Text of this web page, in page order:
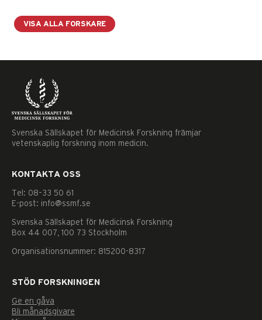
VISA ALLA FORSKARE
Svenska Sällskapet för Medicinsk Forskning främjar
vetenskaplig forskning inom medicin.
KONTAKTA OSS
Tel: 08–33 50 61
E-post: info@ssmf.se
Svenska Sällskapet för Medicinsk Forskning
Box 44 007, 100 73 Stockholm
Organisationsnummer: 815200-8317
STÖD FORSKNINGEN
Ge en gåva
Bli månadsgivare
Nödvändiga